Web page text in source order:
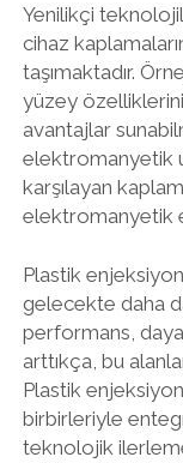
Yenilikçi
cihaz
taşımaktadır.
yüzey
avantajlar
elektromanyetik
karşılayan
elektromanyetik
Plastik
gelecekte daha
performans,
arttıkça, bu
Plastik
birbirleriyle
teknolojik